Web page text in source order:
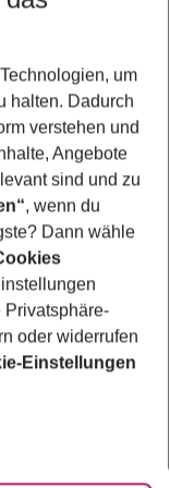
um
halten. Dadurch
verstehen und
Angebote
sind und zu
, wenn du
Dann wähle
oder widerrufen
Einstellungen